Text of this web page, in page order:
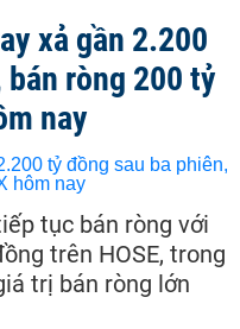
xuất khẩu đang có xu
đây.
nay, cập nhật giá tôm mới
tế.
Giá tôm sú, tôm thẻ, tôm
ngày hôm nay.
hội Chế biến và Xuất
biết hiện tại chưa nói được
thị trường Mỹ trong năm
bộ, chưa được áp dụng và
kết luận cuối cùng.
xả gần 2.200
ròng 200 tỷ
nay
tục bán ròng với
trên HOSE, trong
trị bán ròng lớn